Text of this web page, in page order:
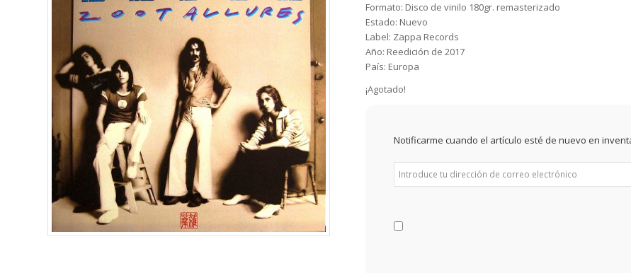
Formato: Disco de vinilo 180gr. remasterizado
Estado: Nuevo
Label: Zappa Records
Año: Reedición de 2017
País: Europa
¡Agotado!
Notificarme cuando el artículo esté de nuevo en